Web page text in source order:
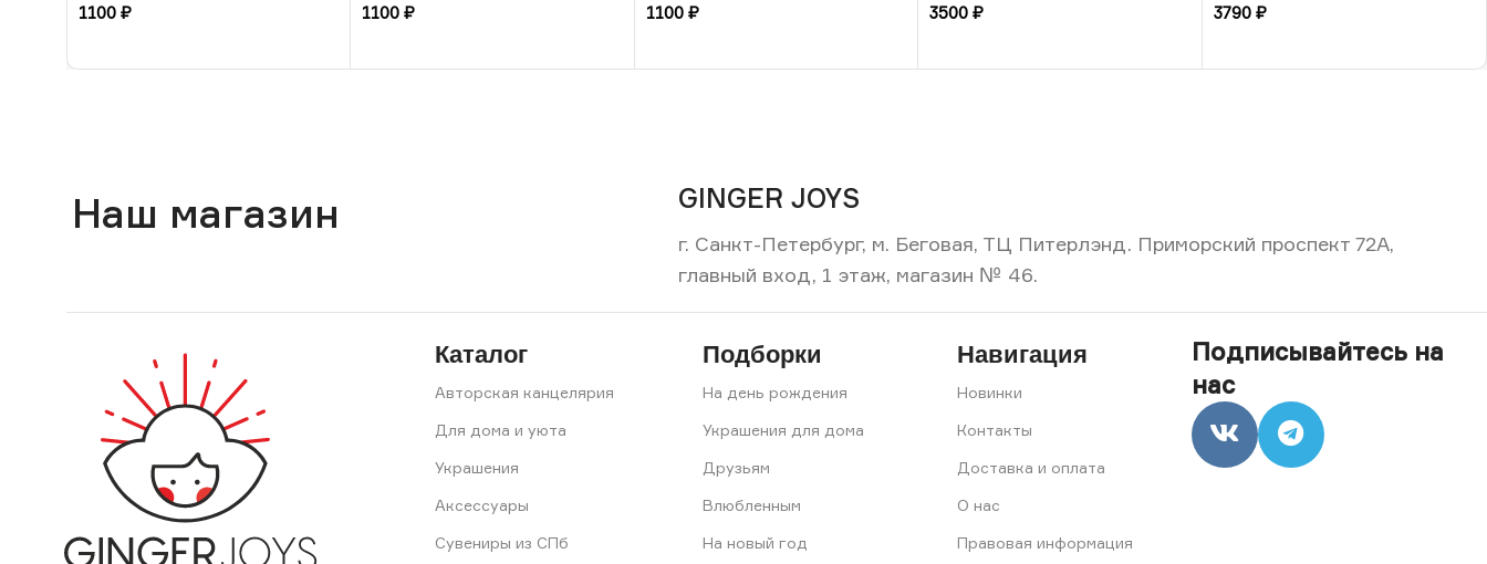
1100 ₽ 1100₽ 1100 ₽
3500₽
размера, РБ
3790 ₽
Наш магазин GINGER JOYS
г. Санкт-Петербург, м. Беговая, ТЦ Питерлэнд. Приморский проспект 72А,
главный вход, 1 этаж, магазин № 46.
Каталог
Авторская канцелярия
Для дома и уюта
Украшения
Аксессуары
Сувениры из СПб
Подборки
На день рождения
Украшения для дома
Друзьям
Влюбленным
На новый год
Навигация
Новинки
Контакты
Доставка и оплата
О нас
Правовая информация
Подписывайтесь на
нас